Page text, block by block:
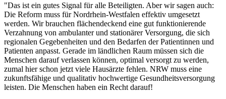
"Das ist ein gutes Signal für alle Beteiligten. Aber wir sagen auch:
Die Reform muss für Nordrhein-Westfalen effektiv umgesetzt
werden. Wir brauchen flächendeckend eine gut funktionierende
Verzahnung von ambulanter und stationärer Versorgung, die sich
regionalen Gegebenheiten und den Bedarfen der Patientinnen und
Patienten anpasst. Gerade im ländlichen Raum müssen sich die
Menschen darauf verlassen können, optimal versorgt zu werden,
zumal hier schon jetzt viele Hausärzte fehlen. NRW muss eine
zukunftsfähige und qualitativ hochwertige Gesundheitsversorgung
leisten. Die Menschen haben ein Recht darauf!